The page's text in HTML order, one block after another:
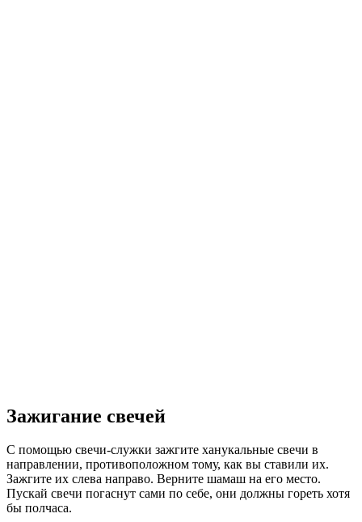
Зажигание свечей
С помощью свечи-служки зажгите ханукальные свечи в
направлении, противоположном тому, как вы ставили их.
Зажгите их слева направо. Верните шамаш на его место.
Пускай свечи погаснут сами по себе, они должны гореть хотя
бы полчаса.